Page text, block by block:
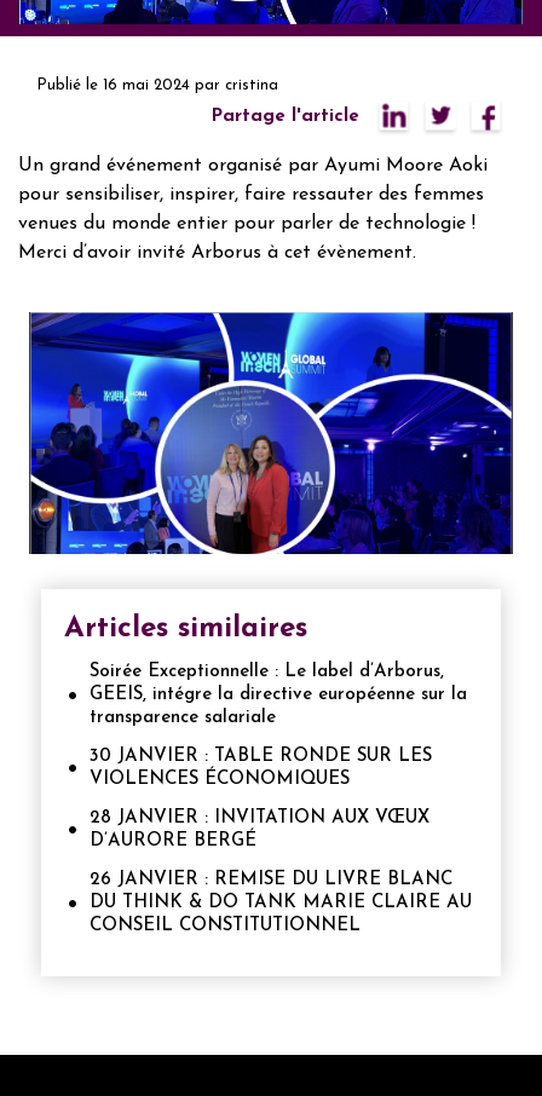
Publié le 16 mai 2024 par cristina
Partage l'article
Un grand événement organisé par Ayumi Moore Aoki
pour sensibiliser, inspirer, faire ressauter des femmes
venues du monde entier pour parler de technologie !
Merci d’avoir invité Arborus à cet évènement.
Articles similaires
Soirée Exceptionnelle : Le label d’Arborus,
GEEIS, intégre la directive européenne sur la
transparence salariale
30 JANVIER : TABLE RONDE SUR LES
VIOLENCES ÉCONOMIQUES
28 JANVIER : INVITATION AUX VŒUX
D’AURORE BERGÉ
26 JANVIER : REMISE DU LIVRE BLANC
DU THINK & DO TANK MARIE CLAIRE AU
CONSEIL CONSTITUTIONNEL